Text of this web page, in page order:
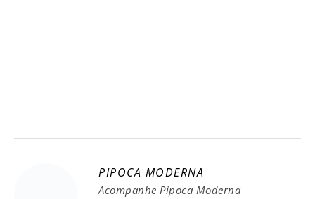
PIPOCA MODERNA
Acompanhe Pipoca Moderna